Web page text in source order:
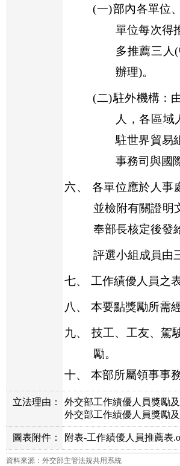
(一)部內各單位
單位每次得
多推薦三人(
辦理)。
(二)駐外機構：
人，各區域
駐世界貿易
事務司與國
六、 各單位應於人事
並檢附有關證明
奉部長核定後發
評選小組成員由
七、 工作績優人員之
八、 本要點獎勵所需
九、
技工、工友、駕
勵。
十、
本部所屬領事事
立法理由：
外交部工作績優人員獎勵
外交部工作績優人員獎勵
圖表附件： 附表-工作績優人員推薦表
資料來源：外交部主管法規共用系統